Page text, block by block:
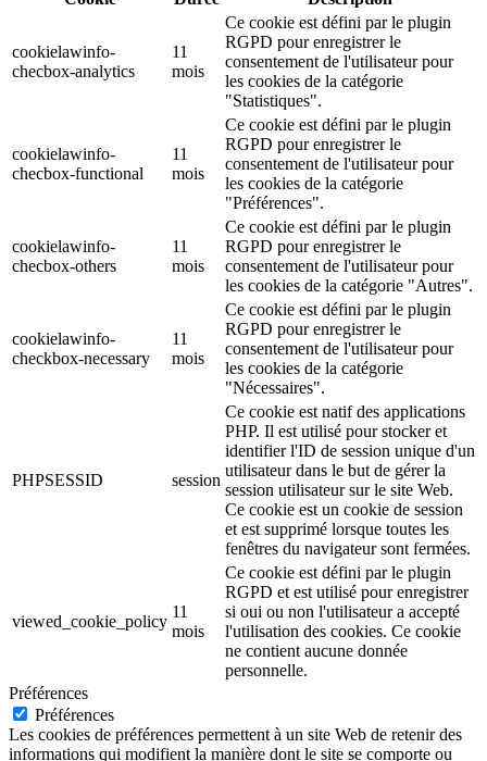
cookielawinfo-
checbox-analytics
11
mois
Ce cookie est défini par le plugin
RGPD pour enregistrer le
consentement de l'utilisateur pour
les cookies de la catégorie
"Statistiques".
cookielawinfo-
checbox-functional
11
mois
Ce cookie est défini par le plugin
RGPD pour enregistrer le
consentement de l'utilisateur pour
les cookies de la catégorie
"Préférences".
cookielawinfo-
checbox-others
11
mois
Ce cookie est défini par le plugin
RGPD pour enregistrer le
consentement de l'utilisateur pour
les cookies de la catégorie "Autres".
cookielawinfo-
checkbox-necessary
11
mois
Ce cookie est défini par le plugin
RGPD pour enregistrer le
consentement de l'utilisateur pour
les cookies de la catégorie
"Nécessaires".
PHPSESSID session
Ce cookie est natif des applications
PHP. Il est utilisé pour stocker et
identifier l'ID de session unique d'un
utilisateur dans le but de gérer la
session utilisateur sur le site Web.
Ce cookie est un cookie de session
et est supprimé lorsque toutes les
fenêtres du navigateur sont fermées.
viewed_cookie_policy
11
mois
Ce cookie est défini par le plugin
RGPD et est utilisé pour enregistrer
si oui ou non l'utilisateur a accepté
l'utilisation des cookies. Ce cookie
ne contient aucune donnée
personnelle.
Préférences
Préférences
Les cookies de préférences permettent à un site Web de retenir des
informations qui modifient la manière dont le site se comporte ou